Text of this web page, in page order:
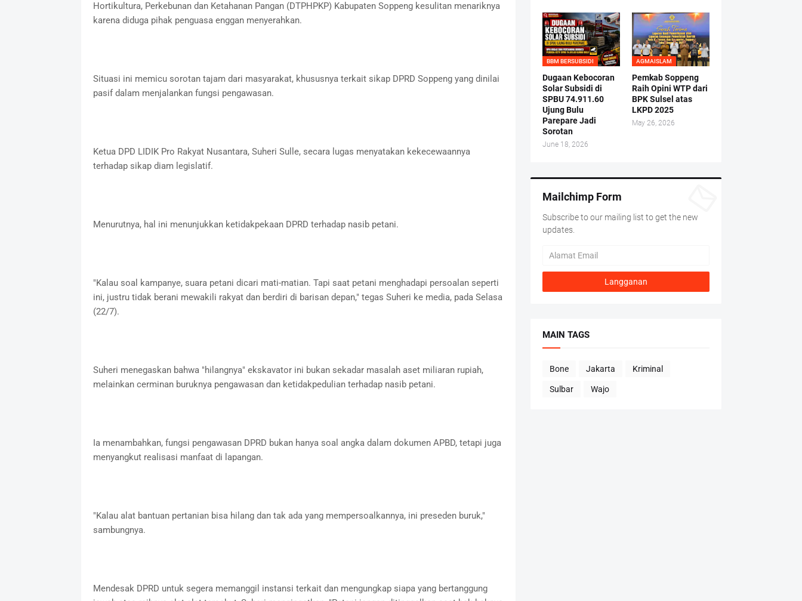
Hortikultura, Perkebunan dan Ketahanan Pangan (DTPHPKP) Kabupaten Soppeng kesulitan menariknya
karena diduga pihak penguasa enggan menyerahkan.
Situasi ini memicu sorotan tajam dari masyarakat, khususnya terkait sikap DPRD Soppeng yang dinilai
pasif dalam menjalankan fungsi pengawasan.
Ketua DPD LIDIK Pro Rakyat Nusantara, Suheri Sulle, secara lugas menyatakan kekecewaannya
terhadap sikap diam legislatif.
Menurutnya, hal ini menunjukkan ketidakpekaan DPRD terhadap nasib petani.
"Kalau soal kampanye, suara petani dicari mati-matian. Tapi saat petani menghadapi persoalan seperti
ini, justru tidak berani mewakili rakyat dan berdiri di barisan depan," tegas Suheri ke media, pada Selasa
(22/7).
Suheri menegaskan bahwa "hilangnya" ekskavator ini bukan sekadar masalah aset miliaran rupiah,
melainkan cerminan buruknya pengawasan dan ketidakpedulian terhadap nasib petani.
Ia menambahkan, fungsi pengawasan DPRD bukan hanya soal angka dalam dokumen APBD, tetapi juga
menyangkut realisasi manfaat di lapangan.
"Kalau alat bantuan pertanian bisa hilang dan tak ada yang mempersoalkannya, ini preseden buruk,"
sambungnya.
Mendesak DPRD untuk segera memanggil instansi terkait dan mengungkap siapa yang bertanggung
BBM BERSUBSIDI
Dugaan Kebocoran
Solar Subsidi di
SPBU 74.911.60
Ujung Bulu
Parepare Jadi
Sorotan
June 18, 2026
AGMAISLAM
Pemkab Soppeng
Raih Opini WTP dari
BPK Sulsel atas
LKPD 2025
May 26, 2026
Mailchimp Form
Subscribe to our mailing list to get the new
updates.
MAIN TAGS
Bone Jakarta Kriminal
Sulbar Wajo